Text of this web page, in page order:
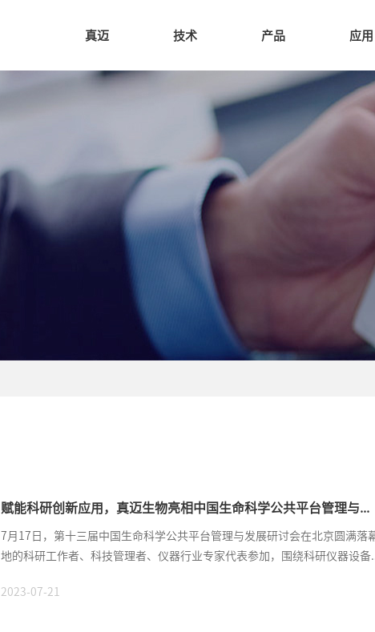
真迈 技术 产品 应用
赋能科研创新应用，真迈生物亮相中国生命科学公共平台管理与...
7月17日，第十三届中国生命科学公共平台管理与发展研讨会在北京圆满落
地的科研工作者、科技管理者、仪器行业专家代表参加，围绕科研仪器设备
2023-07-21